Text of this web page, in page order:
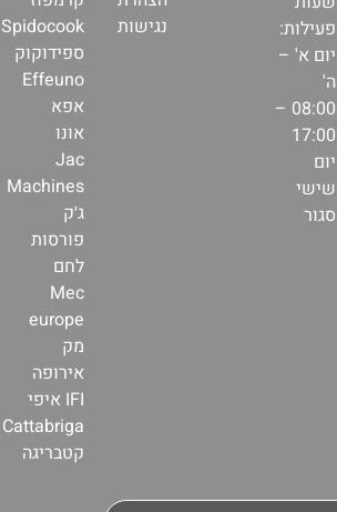
פעילות:
יום א' –
ה'
08:00 –
17:00
יום
שישי
סגור
נגישות
Spidocook
ספידוקוק
Effeuno
אפא
אונו
Jac
Machines
ג׳ק
פורסות
לחם
Mec
europe
מק
אירופה
IFI איפי
Cattabriga
קטבריגה